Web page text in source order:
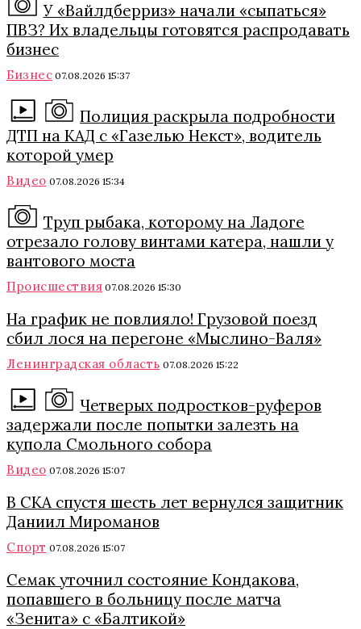
У «Вайлдберриз» начали «сыпаться»
ПВЗ? Их владельцы готовятся распродавать
бизнес
Бизнес 07.08.2026 15:37
Полиция раскрыла подробности
ДТП на КАД с «Газелью Некст», водитель
которой умер
Видео 07.08.2026 15:34
Труп рыбака, которому на Ладоге
отрезало голову винтами катера, нашли у
вантового моста
Происшествия 07.08.2026 15:30
На график не повлияло! Грузовой поезд
сбил лося на перегоне «Мыслино-Валя»
Ленинградская область 07.08.2026 15:22
Четверых подростков-руферов
задержали после попытки залезть на
купола Смольного собора
Видео 07.08.2026 15:07
В СКА спустя шесть лет вернулся защитник
Даниил Мироманов
Спорт 07.08.2026 15:07
Семак уточнил состояние Кондакова,
попавшего в больницу после матча
«Зенита» с «Балтикой»